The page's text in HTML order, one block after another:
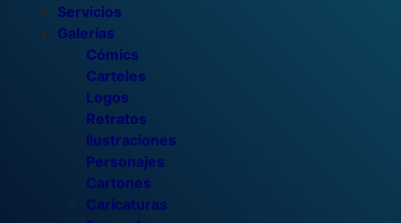
Servicios
Galerías
Cómics
Carteles
Logos
Retratos
Ilustraciones
Personajes
Cartones
Caricaturas